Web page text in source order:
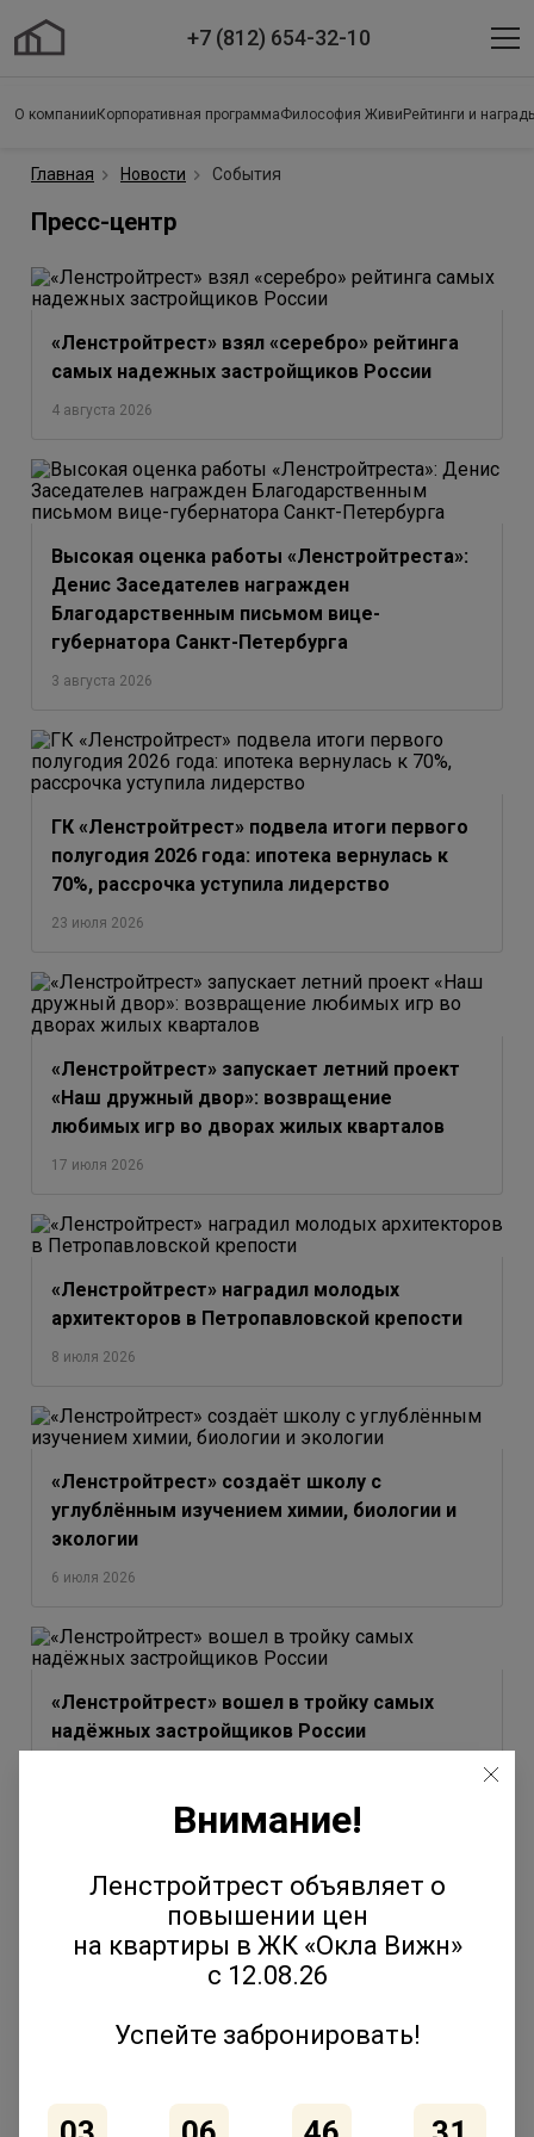
+7 (812) 654-32-10
О компании Корпоративная программаФилософия Живи Рейтинги и
Главная Новости События
Пресс-центр
«Ленстройтрест» взял «серебро» рейтинга
самых надежных застройщиков России
4 августа 2026
Высокая оценка работы «Ленстройтреста»:
Денис Заседателев награжден
Благодарственным письмом вице-
губернатора Санкт-Петербурга
3 августа 2026
ГК «Ленстройтрест» подвела итоги первого
полугодия 2026 года: ипотека вернулась к
70%, рассрочка уступила лидерство
23 июля 2026
«Ленстройтрест» запускает летний проект
«Наш дружный двор»: возвращение
любимых игр во дворах жилых кварталов
17 июля 2026
«Ленстройтрест» наградил молодых
архитекторов в Петропавловской крепости
8 июля 2026
«Ленстройтрест» создаёт школу с
углублённым изучением химии, биологии и
экологии
6 июля 2026
«Ленстройтрест» вошел в тройку самых
надёжных застройщиков России
Юлия Молчанова выступила на форуме
«Движение» с темой эволюции соседских
Внимание!
Ленстройтрест объявляет о
повышении цен
на квартиры в ЖК «Окла Вижн»
с 12.08.26
Успейте забронировать!